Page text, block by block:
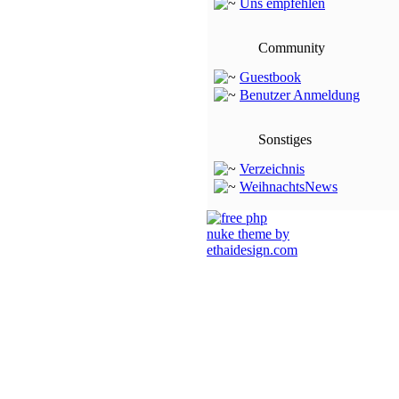
Uns empfehlen
Community
Guestbook
Benutzer Anmeldung
Sonstiges
Verzeichnis
WeihnachtsNews